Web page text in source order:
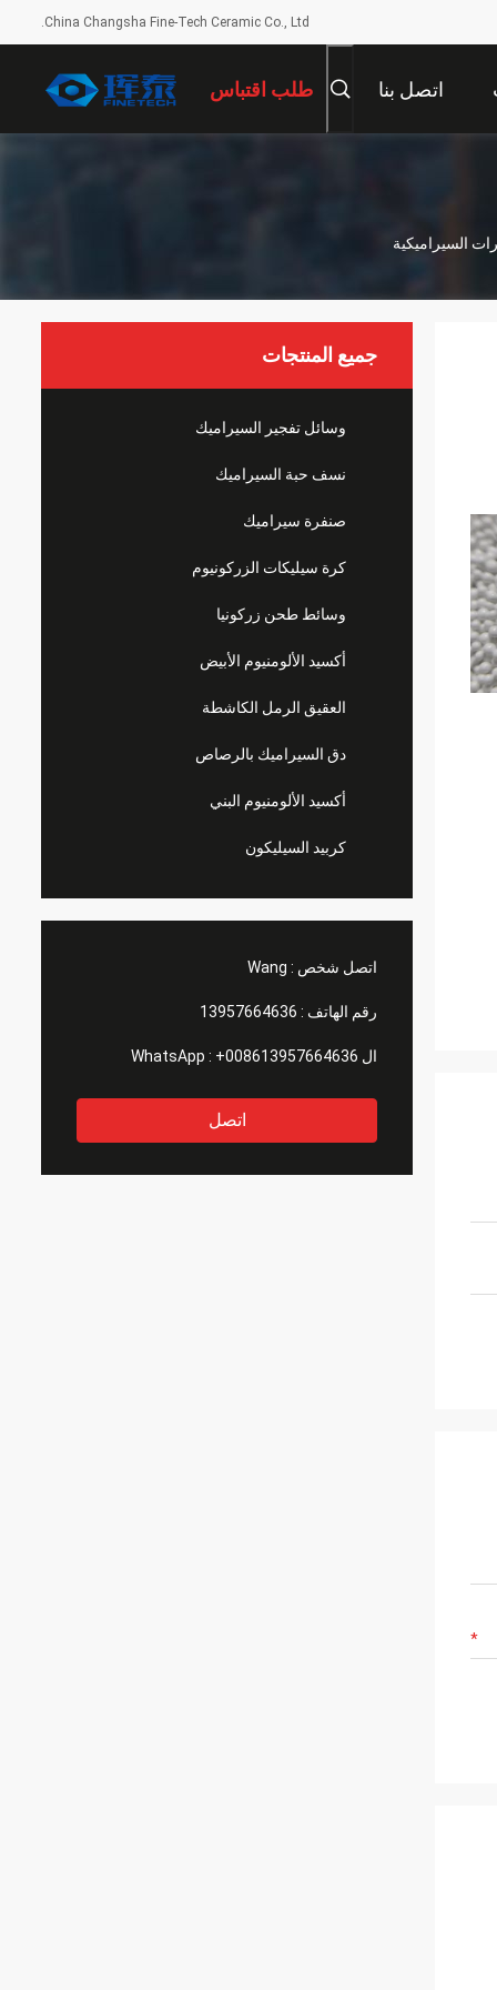
China Changsha Fine-Tech Ceramic Co., Ltd.
اتصل بنا طلب اقتباس
السيراميكية
جميع المنتجات
وسائل تفجير السيراميك
نسف حبة السيراميك
صنفرة سيراميك
كرة سيليكات الزركونيوم
وسائط طحن زركونيا
أكسيد الألومنيوم الأبيض
العقيق الرمل الكاشطة
دق السيراميك بالرصاص
أكسيد الألومنيوم البني
كربيد السيليكون
اتصل شخص : Wang
رقم الهاتف : 13957664636
ال WhatsApp : +008613957664636
اتصل